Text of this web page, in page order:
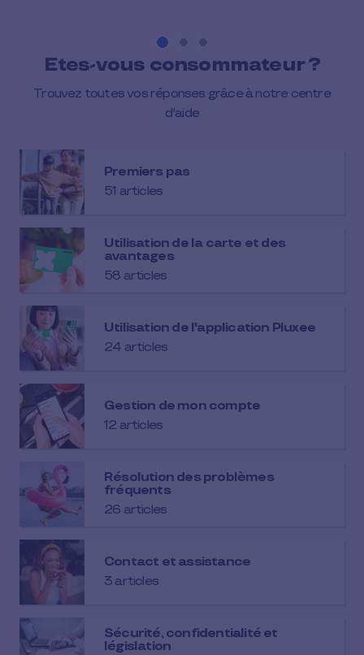
Etes-vous consommateur ?
Trouvez toutes vos réponses grâce à notre centre
d'aide
Premiers pas
51 articles
Utilisation de la carte et des
avantages
58 articles
Utilisation de l'application Pluxee
24 articles
Gestion de mon compte
12 articles
Résolution des problèmes
fréquents
26 articles
Contact et assistance
3 articles
Sécurité, confidentialité et
législation